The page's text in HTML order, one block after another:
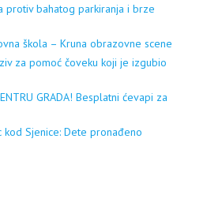
protiv bahatog parkiranja i brze
škola – Kruna obrazovne scene
za pomoć čoveku koji je izgubio
GRADA! Besplatni ćevapi za
kod Sjenice: Dete pronađeno